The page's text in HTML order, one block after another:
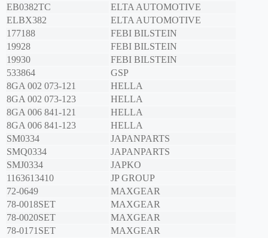
EB0382TC
ELTA AUTOMOTIVE
ELBX382
ELTA AUTOMOTIVE
177188
FEBI BILSTEIN
19928
FEBI BILSTEIN
19930
FEBI BILSTEIN
533864
GSP
8GA 002 073-121
HELLA
8GA 002 073-123
HELLA
8GA 006 841-121
HELLA
8GA 006 841-123
HELLA
SM0334
JAPANPARTS
SMQ0334
JAPANPARTS
SMJ0334
JAPKO
1163613410
JP GROUP
72-0649
MAXGEAR
78-0018SET
MAXGEAR
78-0020SET
MAXGEAR
78-0171SET
MAXGEAR